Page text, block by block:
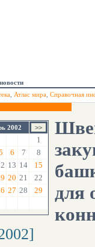
Атлас мира Справочная
2002
1
6 7
8
13 14
15
20 21
22
27 28
29
для